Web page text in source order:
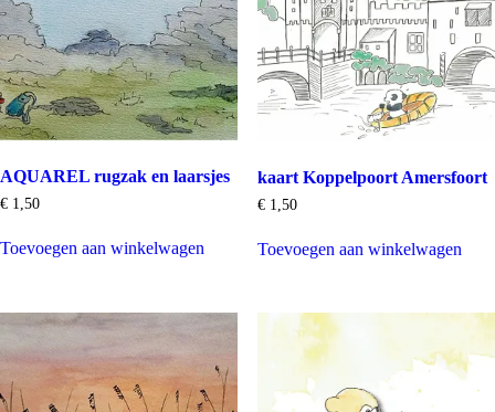
AQUAREL rugzak en laarsjes
€ 1,50
Toevoegen aan winkelwagen
kaart Koppelpoort Amersfoort
€1,50
Toevoegen aan winkelwagen